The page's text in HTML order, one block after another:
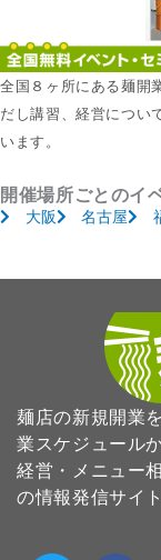
全国８ヶ所にある麺開
だし講習、経営につい
います。
開催場所ごとのイ
大阪 名古屋
麺店の新規開業
業スケジュール
経営・メニュー
の情報発信サイト
T F